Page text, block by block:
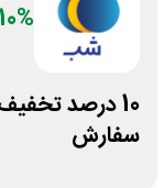
10%
10 درصد
سفارش